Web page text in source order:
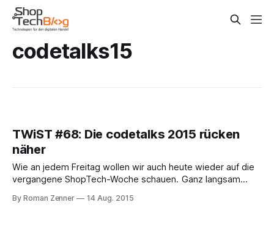
codetalks15
TWiST #68: Die codetalks 2015 rücken
näher
Wie an jedem Freitag wollen wir auch heute wieder auf die
vergangene ShopTech-Woche schauen. Ganz langsam
Hamburg näher, und der von Fabian Wesner (Spryker)
By Roman Zenner 14 Aug. 2015